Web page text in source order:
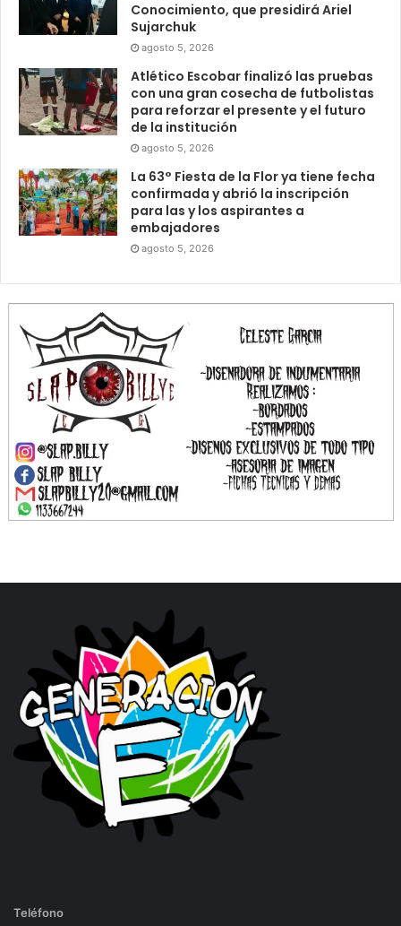
Conocimiento, que presidirá Ariel
Sujarchuk
agosto 5, 2026
Atlético Escobar finalizó las pruebas
con una gran cosecha de futbolistas
para reforzar el presente y el futuro
de la institución
agosto 5, 2026
La 63° Fiesta de la Flor ya tiene fecha
confirmada y abrió la inscripción
para las y los aspirantes a
embajadores
agosto 5, 2026
Teléfono